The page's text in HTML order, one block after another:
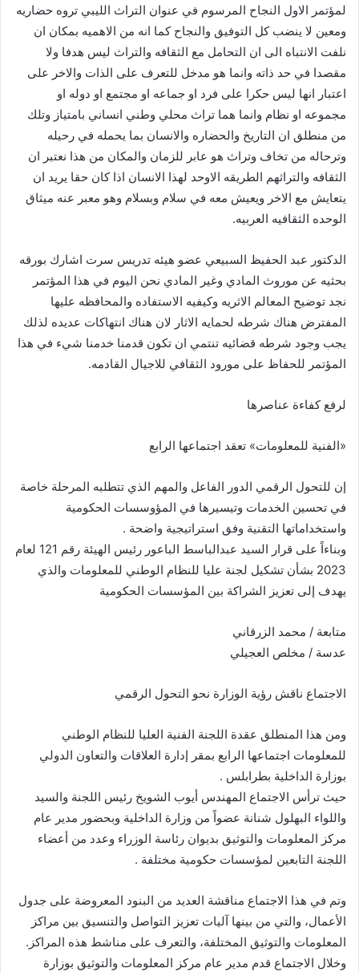
لمؤتمر الاول النجاح المرسوم في عنوان التراث الليبي تروه حضاريه
ومعين لا ينضب كل التوفيق والنجاح كما انه من الاهميه بمكان ان
نلفت الانتباه الى ان التحامل مع الثقافه والتراث ليس هدفا ولا
مقصدا في حد ذاته وانما هو مدخل للتعرف على الذات والاخر على
اعتبار انها ليس حكرا على فرد او جماعه او مجتمع او دوله او
مجموعه او نظام وانما هما تراث محلي وطني انساني بامتياز وتلك
من منطلق ان التاريخ والحضاره والانسان بما يحمله في رحيله
وترحاله من تخاف وتراث هو عابر للزمان والمكان من هذا نعتبر ان
الثقافه والتراثهم الطريقه الاوحد لهذا الانسان اذا كان حقا يريد ان
يتعايش مع الاخر ويعيش معه في سلام وبسلام وهو معبر عنه ميثاق
الوحده الثقافيه العربيه.
الدكتور عبد الحفيظ السبيعي عضو هيئه تدريس سرت اشارك بورقه
بحثيه عن موروث المادي وغير المادي نحن اليوم في هذا المؤتمر
نجد توضيح المعالم الاثريه وكيفيه الاستفاده والمحافظه عليها
المفترض هناك شرطه لحمايه الاثار لان هناك انتهاكات عديده لذلك
يجب وجود شرطه قضائيه تنتمي ان تكون قدمنا خدمنا شيء في هذا
المؤتمر للحفاظ على مورود الثقافي للاجيال القادمه.
لرفع كفاءة عناصرها
«الفنية للمعلومات» تعقد اجتماعها الرابع
إن للتحول الرقمي الدور الفاعل والمهم الذي تتطلبه المرحلة خاصة
في تحسين الخدمات وتيسيرها في المؤوسسات الحكومية
واستخداماتها التقنية وفق استراتيجية واضحة .
وبناءاً على قرار السيد عبدالباسط الباعور رئيس الهيئة رقم 121 لعام
2023 بشأن تشكيل لجنة عليا للنظام الوطني للمعلومات والذي
يهدف إلى تعزيز الشراكة بين المؤسسات الحكومية
متابعة / محمد الزرقاني
عدسة / مخلص العجيلي
الاجتماع ناقش رؤية الوزارة نحو التحول الرقمي
ومن هذا المنطلق عقدة اللجنة الفنية العليا للنظام الوطني
للمعلومات اجتماعها الرابع بمقر إدارة العلاقات والتعاون الدولي
بوزارة الداخلية بطرابلس .
حيث ترأس الاجتماع المهندس أيوب الشويخ رئيس اللجنة والسيد
واللواء البهلول شنانة عضواً من وزارة الداخلية وبحضور مدير عام
مركز المعلومات والتوثيق بديوان رئاسة الوزراء وعدد من أعضاء
اللجنة التابعين لمؤسسات حكومية مختلفة .
وتم في هذا الاجتماع مناقشة العديد من البنود المعروضة على جدول
الأعمال، والتي من بينها آليات تعزيز التواصل والتنسيق بين مراكز
المعلومات والتوثيق المختلفة، والتعرف على مناشط هذه المراكز.
وخلال الاجتماع قدم مدير عام مركز المعلومات والتوثيق بوزارة